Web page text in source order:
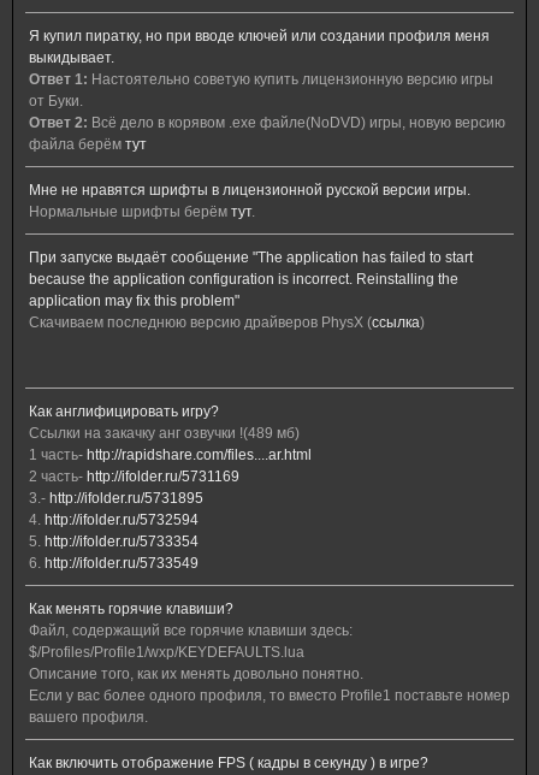
Я купил пиратку, но при вводе ключей или создании профиля меня
выкидывает.
Ответ 1: Настоятельно советую купить лицензионную версию игры
от Буки.
Ответ 2: Всё дело в корявом .ехе файле(NoDVD) игры, новую версию
файла берём тут
Мне не нравятся шрифты в лицензионной русской версии игры.
Нормальные шрифты берём тут.
При запуске выдаёт сообщение "The application has failed to start
because the application configuration is incorrect. Reinstalling the
application may fix this problem"
Скачиваем последнюю версию драйверов PhysX (ссылка)
Как англифицировать игру?
Ссылки на закачку анг озвучки !(489 мб)
1 часть- http://rapidshare.com/files....ar.html
2 часть- http://ifolder.ru/5731169
3.- http://ifolder.ru/5731895
4. http://ifolder.ru/5732594
5. http://ifolder.ru/5733354
6. http://ifolder.ru/5733549
Как менять горячие клавиши?
Файл, содержащий все горячие клавиши здесь:
$/Profiles/Profile1/wxp/KEYDEFAULTS.lua
Описание того, как их менять довольно понятно.
Если у вас более одного профиля, то вместо Profile1 поставьте номер
вашего профиля.
Как включить отображение FPS ( кадры в секунду ) в игре?